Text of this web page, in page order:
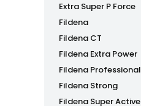
Extra Super P Force
Fildena
Fildena CT
Fildena Extra Power
Fildena Professional
Fildena Strong
Fildena Super Active